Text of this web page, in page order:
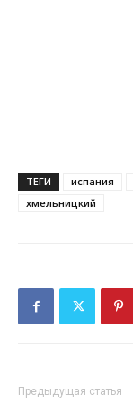
ТЕГИ испания
хмельницкий
Предыдущая статья